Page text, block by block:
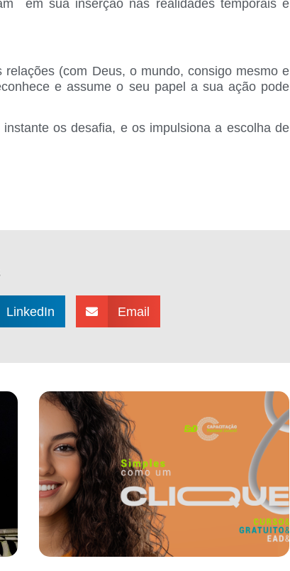
em sua inserção nas realidades temporais e
(com Deus, o mundo, consigo mesmo e
e assume o seu papel a sua ação pode
os desafia, e os impulsiona a escolha de
LinkedIn Email